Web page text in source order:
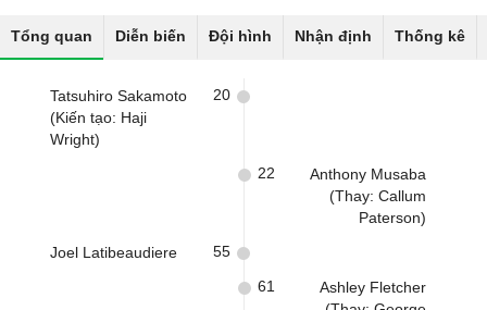
Tổng quan Diễn biến Đội hình Nhận định Thống kê
Tatsuhiro Sakamoto
(Kiến tạo: Haji
Wright)
20
Anthony Musaba
(Thay: Callum
Paterson)
22
Joel Latibeaudiere 55
Ashley Fletcher
61